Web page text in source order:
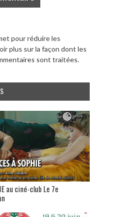
pour réduire les
plus sur la façon dont les
sont traitées.
au ciné-club Le 7e